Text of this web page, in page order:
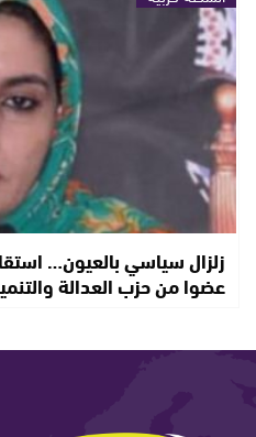
عضوا من حزب العدالة